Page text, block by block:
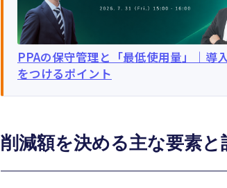
PPAの保守管理と「最低使用量」｜導
をつけるポイント
削減額を決める主な要素と